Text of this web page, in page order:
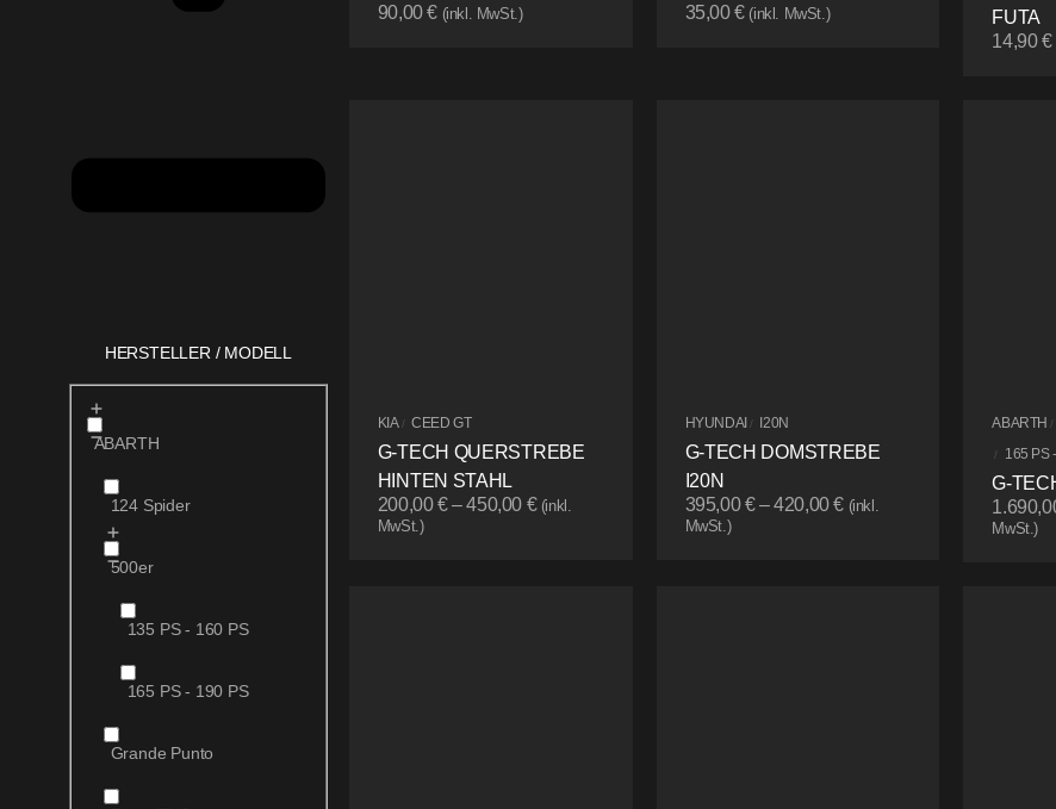
HERSTELLER / MODELL
ABARTH
124 Spider
500er
135 PS - 160 PS
165 PS - 190 PS
Grande Punto
90,00€ (inkl. MwSt.)
35,00€ (inkl. MwSt.)
FUTA
14,90€
KIA / CEED GT
G-TECH QUERSTREBE
HINTEN STAHL
200,00€–450,00 € (inkl.
MwSt.)
HYUNDAI / I20N
G-TECH DOMSTREBE
I20N
395,00€–420,00€ (inkl.
MwSt.)
ABARTH /
/ 165 PS
G-
MwSt.)